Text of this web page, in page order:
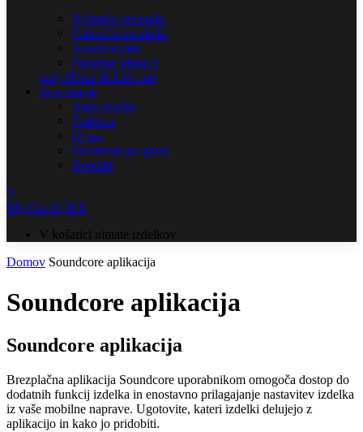
Robotski sesalniki
Pokončni sesalniki
Rezervni deli
Pametne tehtnice
eufy Home & Life app
Informacije
Baza znanja
Podpora
O nas
Partnerski program
Kontakt
0
My Cart0,00 €
V košarici nimate izdelkov
Domov Soundcore aplikacija
Soundcore aplikacija
Soundcore aplikacija
Brezplačna aplikacija Soundcore uporabnikom omogoča dostop do
dodatnih funkcij izdelka in enostavno prilagajanje nastavitev izdelka
iz vaše mobilne naprave. Ugotovite, kateri izdelki delujejo z
aplikacijo in kako jo pridobiti.